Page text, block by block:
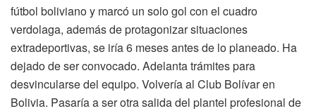
fútbol boliviano y marcó un solo gol con el cuadro
verdolaga, además de protagonizar situaciones
extradeportivas, se iría 6 meses antes de lo planeado. Ha
dejado de ser convocado. Adelanta trámites para
desvincularse del equipo. Volvería al Club Bolívar en
Bolivia. Pasaría a ser otra salida del plantel profesional de